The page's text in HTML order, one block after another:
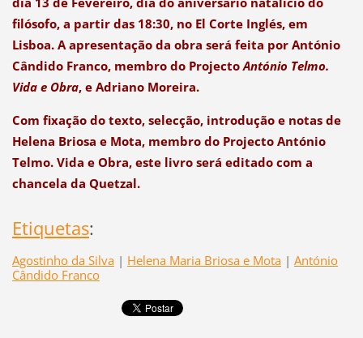
filósofo, a partir das 18:30, no El Corte Inglés, em
Lisboa. A apresentação da obra será feita por António
Cândido Franco, membro do ProjectoAntónio Telmo.
Vida e Obra, e Adriano Moreira.
Com fixação do texto, selecção, introdução e notas de
Helena Briosa e Mota, membro do Projecto António
Telmo. Vida e Obra, este livro será editado com a
chancela da Quetzal.
Etiquetas:
Agostinho da Silva | Helena Maria Briosa e Mota | António
Cândido Franco